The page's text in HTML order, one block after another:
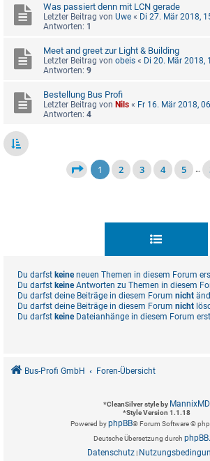
Was passiert denn mit LCN gerade
Letzter Beitrag von Uwe « Di 27. Mär 2018,
Antworten: 1
Meet and greet zur Light & Building
Letzter Beitrag von obeis « Di 20. Mär 2018,
Antworten: 9
Bestellung Bus Profi
Letzter Beitrag von Nils « Fr 16. Mär 2018,
Antworten: 4
1 2 3 4 5 …
Du darfst keineneuen Themen in diesem Forum
Du darfst keineAntworten zu Themen in diesem
Du darfst deine Beiträge in diesem Forum nicht
Du darfst deine Beiträge in diesem Forum nicht
Du darfst keineDateianhänge in diesem Forum
Bus-Profi GmbH Foren-Übersicht
*CleanSilver style by MannixMD
*Style Version 1.1.18
Powered byphpBB® Forum Software ©
Deutsche Übersetzung durch
Datenschutz |